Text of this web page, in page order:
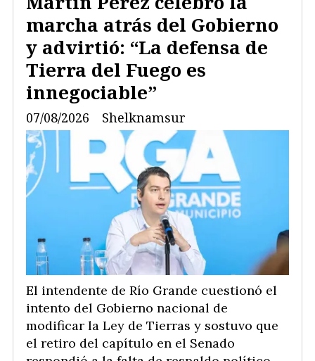
marcha atrás del Gobierno
y advirtió: “La defensa de
Tierra del Fuego es
innegociable”
Shelknamsur
07/08/2026
El intendente de Río Grande cuestionó el
intento del Gobierno nacional de
modificar la Ley de Tierras y sostuvo que
el retiro del capítulo en el Senado